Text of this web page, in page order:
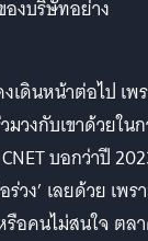
งบริษัทอย่าง
เดินหน้าต่อไป เพ
วงกับเขาด้วยใน
บอกว่าปี
วง’ เลยด้วย เพร
รือคนไม่สนใจ ตล